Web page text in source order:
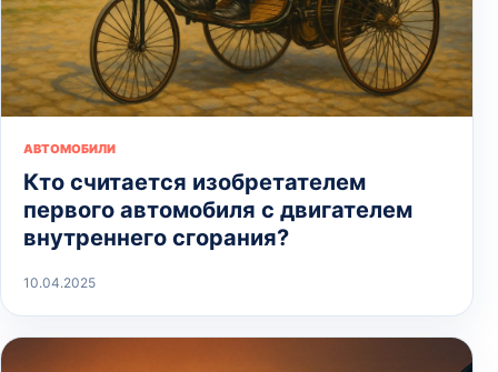
АВТОМОБИЛИ
Кто считается изобретателем
первого автомобиля с двигателем
внутреннего сгорания?
10.04.2025